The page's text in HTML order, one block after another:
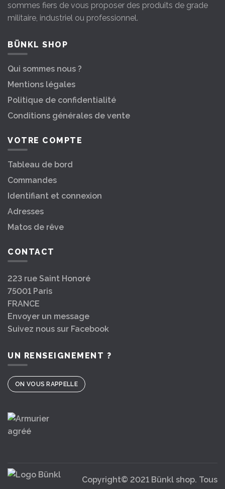
sommes fiers de vous proposer des produits de grade
militaire, industriel ou professionnel.
BÜNKL SHOP
Qui sommes nous ?
Mentions légales
Politique de confidentialité
Conditions générales de vente
VOTRE COMPTE
Tableau de bord
Commandes
Identifiant et connexion
Adresses
Matos de rêve
CONTACT
223 rue Saint Honoré
75001 Paris
FRANCE
Envoyer un message
Suivez nous sur Facebook
UN RENSEIGNEMENT ?
ON VOUS RAPPELLE
Copyright© 2021 Bünkl shop. Tous